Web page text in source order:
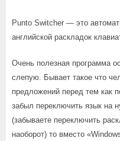
Punto Switcher — это
английской раскладок
Очень полезная программа
слепую. Бывает такое что
предложений перед тем как
забыл переключить язык на
(забываете переключить
наоборот) то вместо